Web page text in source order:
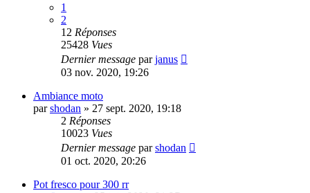
1
2
12 Réponses
25428 Vues
Dernier message parjanus
03 nov. 2020, 19:26
Ambiance moto
parshodan » 27 sept. 2020, 19:18
2 Réponses
10023 Vues
Dernier message parshodan
01 oct. 2020, 20:26
Pot fresco pour 300 rr